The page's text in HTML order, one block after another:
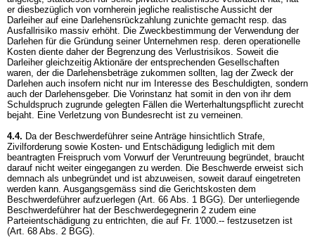
er diesbezüglich von vornherein jegliche realistische Aussicht der
Darleiher auf eine Darlehensrückzahlung zunichte gemacht resp. das
Ausfallrisiko massiv erhöht. Die Zweckbestimmung der Verwendung der
Darlehen für die Gründung seiner Unternehmen resp. deren operationelle
Kosten diente daher der Begrenzung des Verlustrisikos. Soweit die
Darleiher gleichzeitig Aktionäre der entsprechenden Gesellschaften
waren, der die Darlehensbeträge zukommen sollten, lag der Zweck der
Darlehen auch insofern nicht nur im Interesse des Beschuldigten, sondern
auch der Darlehensgeber. Die Vorinstanz hat somit in den von ihr dem
Schuldspruch zugrunde gelegten Fällen die Werterhaltungspflicht zurecht
bejaht. Eine Verletzung von Bundesrecht ist zu verneinen.
4.4. Da der Beschwerdeführer seine Anträge hinsichtlich Strafe,
Zivilforderung sowie Kosten- und Entschädigung lediglich mit dem
beantragten Freispruch vom Vorwurf der Veruntreuung begründet, braucht
darauf nicht weiter eingegangen zu werden. Die Beschwerde erweist sich
demnach als unbegründet und ist abzuweisen, soweit darauf eingetreten
werden kann. Ausgangsgemäss sind die Gerichtskosten dem
Beschwerdeführer aufzuerlegen (Art. 66 Abs. 1 BGG). Der unterliegende
Beschwerdeführer hat der Beschwerdegegnerin 2 zudem eine
Parteientschädigung zu entrichten, die auf Fr. 1'000.-- festzusetzen ist
(Art. 68 Abs. 2 BGG).